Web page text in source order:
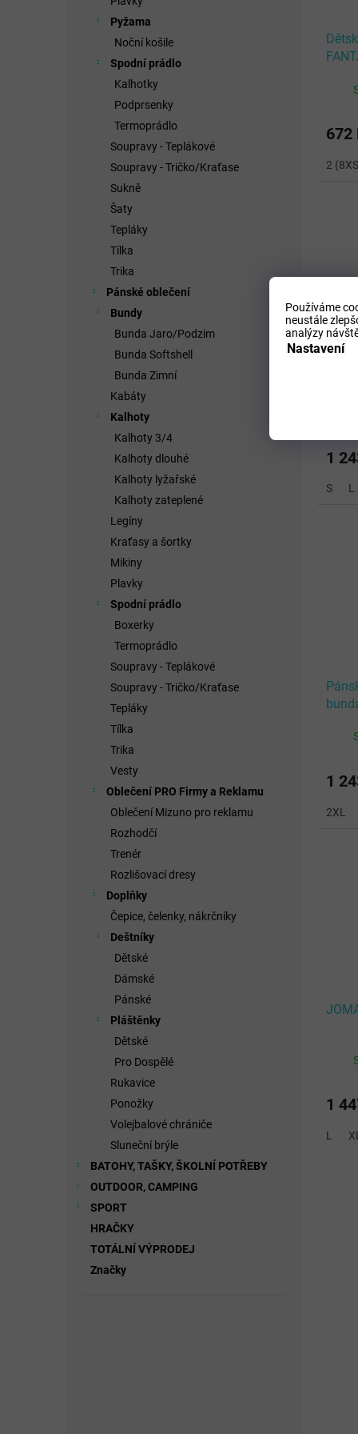
Používáme
neustále
analýzy
Nastavení
Pyžama
Noční košile
Spodní prádlo
Kalhotky
Podprsenky
Termoprádlo
Soupravy - Teplákové
Soupravy - Tričko/Kraťase
Sukně
Šaty
Tepláky
Tílka
Trika
Pánské oblečení
Bundy
Bunda Jaro/Podzim
Bunda Softshell
Bunda Zimní
Kabáty
Kalhoty
Kalhoty 3/4
Kalhoty dlouhé
Kalhoty lyžařské
Kalhoty zateplené
Legíny
Kraťasy a šortky
Mikiny
Plavky
Spodní prádlo
Boxerky
Termoprádlo
Soupravy - Teplákové
Soupravy - Tričko/Kraťase
Tepláky
Tílka
Trika
Vesty
Oblečení PRO Firmy a Reklamu
Oblečení Mizuno pro reklamu
Rozhodčí
Trenér
Rozlišovací dresy
Doplňky
Čepice, čelenky, nákrčníky
Deštníky
Dětské
Dámské
Pánské
Pláštěnky
Dětské
Pro Dospělé
Rukavice
Ponožky
Volejbalové chrániče
Sluneční brýle
BATOHY, TAŠKY, ŠKOLNÍ POTŘEBY
OUTDOOR, CAMPING
SPORT
HRAČKY
TOTÁLNÍ VÝPRODEJ
Značky
672
2
1
S L
1
2XL
1
L XL